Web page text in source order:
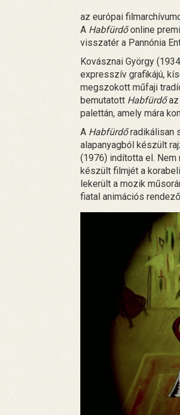
az európai
A Habfürdőonline
visszatér a Pannónia
Kovásznai György
expresszív grafikájú,
megszokott műfaji
bemutatott Habfürdőaz
palettán, amely mára
A Habfürdőradikálisan
alapanyagból készült
(1976) indította el.
készült filmjét a
lekerült a mozik
fiatal animációs